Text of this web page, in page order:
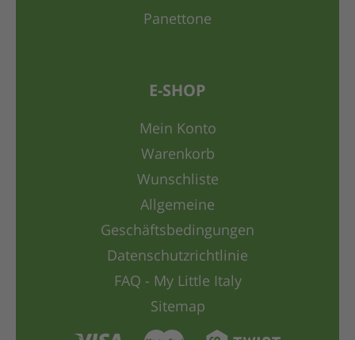
Panettone
E-SHOP
Mein Konto
Warenkorb
Wunschliste
Allgemeine
Geschäftsbedingungen
Datenschutzrichtlinie
FAQ - My Little Italy
Sitemap